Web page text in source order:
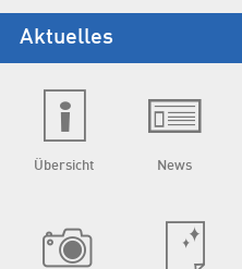
Aktuelles
Übersicht News